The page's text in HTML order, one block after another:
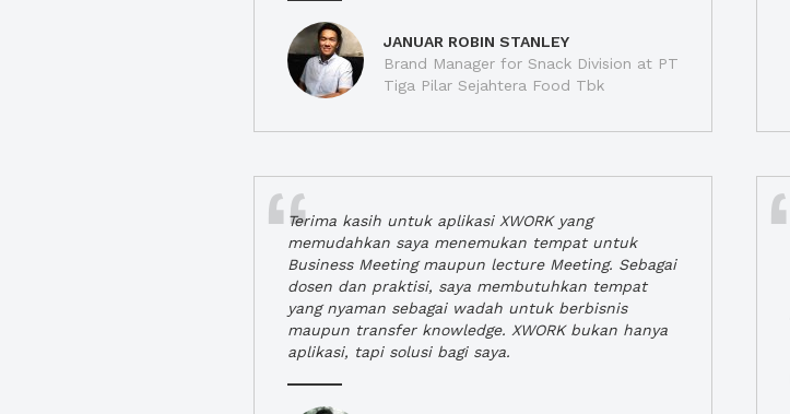
JANUAR ROBIN STANLEY
Brand Manager for Snack Division at PT
Tiga Pilar Sejahtera Food Tbk
Terima kasih untuk aplikasi XWORK yang
memudahkan saya menemukan tempat untuk
Business Meeting maupun lecture Meeting. Sebagai
dosen dan praktisi, saya membutuhkan tempat
yang nyaman sebagai wadah untuk berbisnis
maupun transfer knowledge. XWORK bukan hanya
aplikasi, tapi solusi bagi saya.